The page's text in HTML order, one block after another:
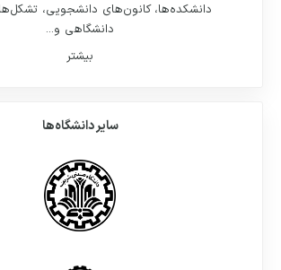
دانشکده‌ها، کانون‌های دانشجویی،
دانشگاهی و...
بیشتر
سایر دانشگاه‌ها